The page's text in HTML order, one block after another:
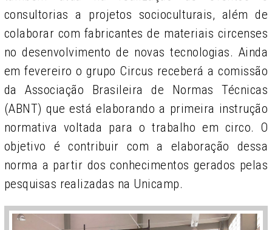
consultorias a projetos socioculturais, além de
colaborar com fabricantes de materiais circenses
no desenvolvimento de novas tecnologias. Ainda
em fevereiro o grupo Circus receberá a comissão
da Associação Brasileira de Normas Técnicas
(ABNT) que está elaborando a primeira instrução
normativa voltada para o trabalho em circo. O
objetivo é contribuir com a elaboração dessa
norma a partir dos conhecimentos gerados pelas
pesquisas realizadas na Unicamp.